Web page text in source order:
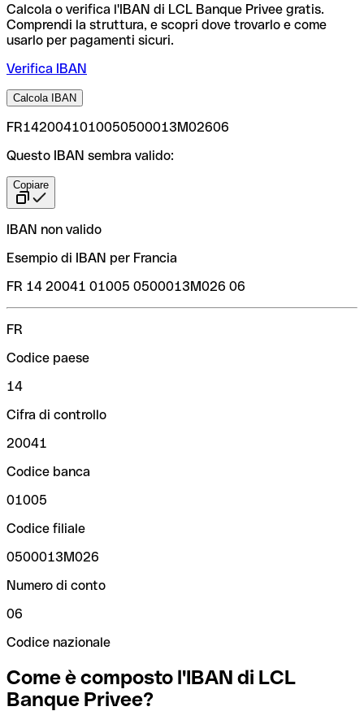
Calcola o verifica l'IBAN di LCL Banque Privee gratis.
Comprendi la struttura, e scopri dove trovarlo e come
usarlo per pagamenti sicuri.
Verifica IBAN
Calcola IBAN
FR1420041010050500013M02606
Questo IBAN sembra valido:
Copiare
IBAN non valido
Esempio di IBAN per Francia
FR 14 20041 01005 0500013M026 06
FR
Codice paese
14
Cifra di controllo
20041
Codice banca
01005
Codice filiale
0500013M026
Numero di conto
06
Codice nazionale
Come è composto l'IBAN di LCL
Banque Privee?